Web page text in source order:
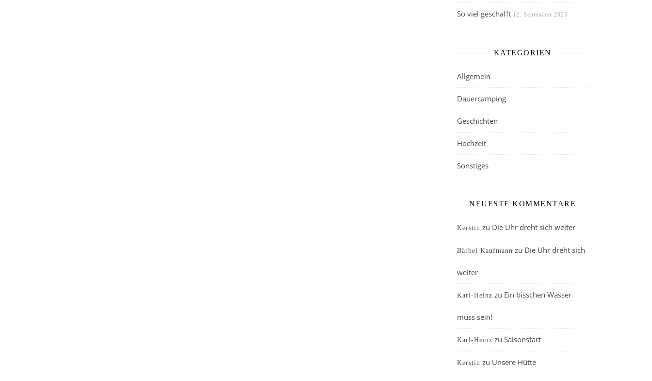
So viel geschafft 12. September 2025
KATEGORIEN
Allgemein
Dauercamping
Geschichten
Hochzeit
Sonstiges
NEUESTE KOMMENTARE
Kerstin zu Die Uhr dreht sich weiter
Bärbel Kaufmann zu Die Uhr dreht sich
weiter
Karl-Heinz zu Ein bisschen Wasser
muss sein!
Karl-Heinz zu Saisonstart
Kerstin zu Unsere Hütte